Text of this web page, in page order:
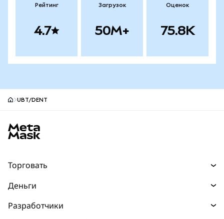
Рейтинг
4.7
Загрузок
50M+
Оценок
75.8K
UBT/DENT
Торговать
Прогнозы
Деньги
Разработчики